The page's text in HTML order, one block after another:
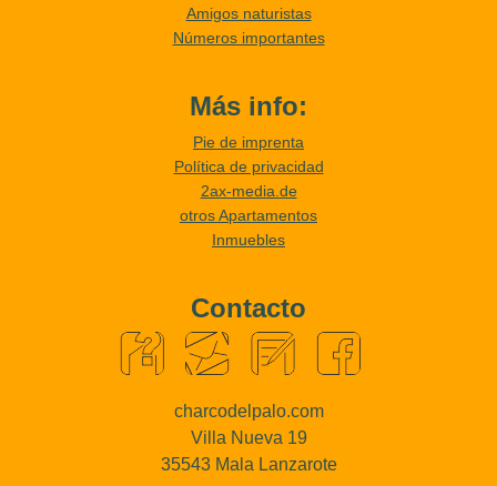
Amigos naturistas
Números importantes
Más info:
Pie de imprenta
Política de privacidad
2ax-media.de
otros Apartamentos
Inmuebles
Contacto
charcodelpalo.com
Villa Nueva 19
35543 Mala Lanzarote